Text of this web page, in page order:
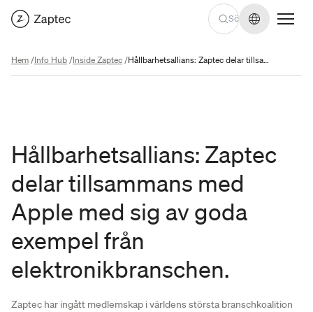
Byt språk
Hem/Info Hub/Inside Zaptec/ Hållbarhetsallians: Zaptec delar tillsammans med Apple med sig av goda exempel från elektronikbranschen.
Hållbarhetsallians: Zaptec
delar tillsammans med
Apple med sig av goda
exempel från
elektronikbranschen.
Zaptec har ingått medlemskap i världens största branschkoalition